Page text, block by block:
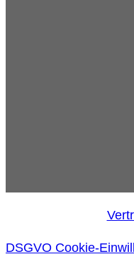
DSGVO Cookie-